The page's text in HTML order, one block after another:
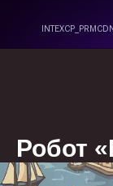
Робот